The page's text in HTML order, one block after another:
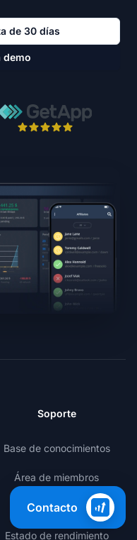
de 30 días
demo
Soporte
Base de conocimientos
Área de miembros
Registro de cambios
Estado de rendimiento
Contacto